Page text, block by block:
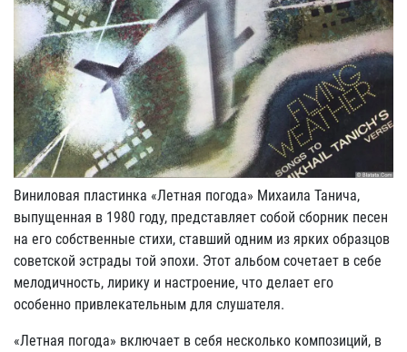
Виниловая пластинка «Летная погода» Михаила Танича,
выпущенная в 1980 году, представляет собой сборник песен
на его собственные стихи, ставший одним из ярких образцов
советской эстрады той эпохи. Этот альбом сочетает в себе
мелодичность, лирику и настроение, что делает его
особенно привлекательным для слушателя.
«Летная погода» включает в себя несколько композиций, в